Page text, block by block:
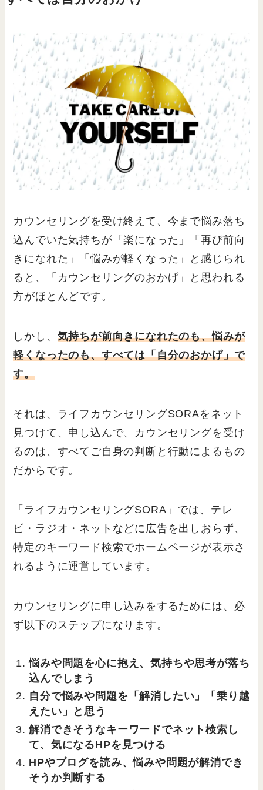
カウンセリングを受け終えて、今まで悩み落ち
込んでいた気持ちが「楽になった」「再び前向
きになれた」「悩みが軽くなった」と感じられ
ると、「カウンセリングのおかげ」と思われる
方がほとんどです。
しかし、 気持ちが前向きになれたのも、悩みが
軽くなったのも、すべては「自分のおかげ」で
す。
それは、ライフカウンセリングSORAをネット
見つけて、申し込んで、カウンセリングを受け
るのは、すべてご自身の判断と行動によるもの
だからです。
「ライフカウンセリングSORA」では、テレ
ビ・ラジオ・ネットなどに広告を出しおらず、
特定のキーワード検索でホームページが表示さ
れるように運営しています。
カウンセリングに申し込みをするためには、必
ず以下のステップになります。
悩みや問題を心に抱え、気持ちや思考が落ち
込んでしまう
自分で悩みや問題を「解消したい」「乗り越
えたい」と思う
解消できそうなキーワードでネット検索し
て、気になるHPを見つける
HPやブログを読み、悩みや問題が解消でき
そうか判断する